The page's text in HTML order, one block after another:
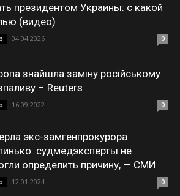
президентом Украины: с какой
(видео)
04.04.2026 0
знайшла заміну російському
– Reuters
16.09.2022 0
экс-замгенпрокурора
судмедэксперты не
определить причину, — СМИ
12.01.2024 0